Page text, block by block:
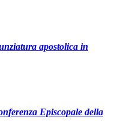
apostolica in
Episcopale della